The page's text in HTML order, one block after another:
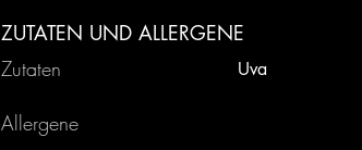
Zutaten
Allergene
Uva
ZUTATEN UND ALLERGENE